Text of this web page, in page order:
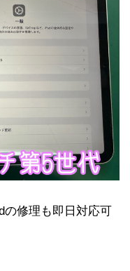
の修理も即日対応可